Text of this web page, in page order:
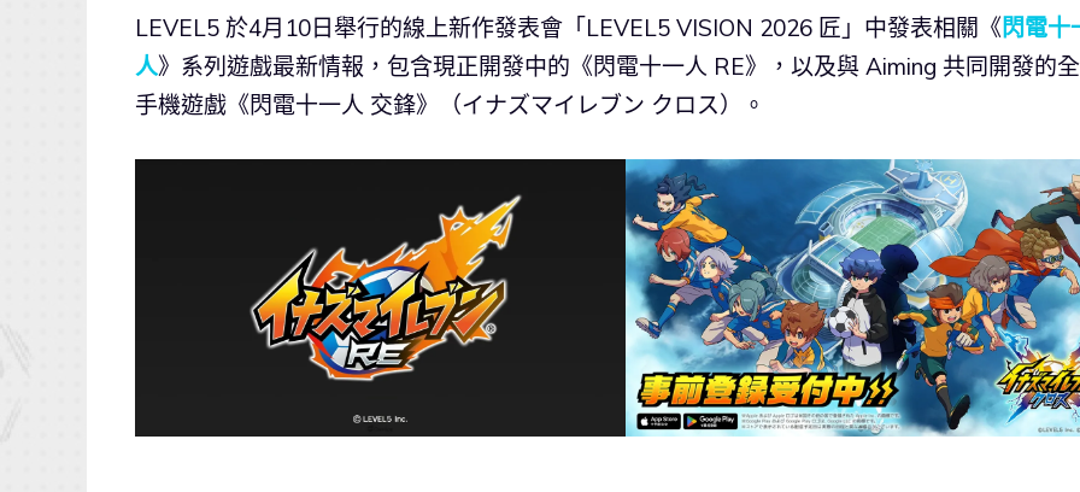
LEVEL5 於4月10日舉行的線上新作發表會「LEVEL5 VISION 2026 匠」中發表相關《 閃電十
人》系列遊戲最新情報，包含現正開發中的《閃電十一人 RE》，以及與 Aiming 共同開發的
手機遊戲《閃電十一人 交鋒》（イナズマイレブン クロス）。